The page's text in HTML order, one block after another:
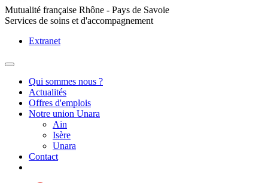
Mutualité française Rhône - Pays de Savoie
Services de soins et d'accompagnement
Extranet
MENU
PRINCIPALQui sommes nous ?
Actualités
Offres d'emplois
Notre union Unara
Ain
Isère
Unara
Contact